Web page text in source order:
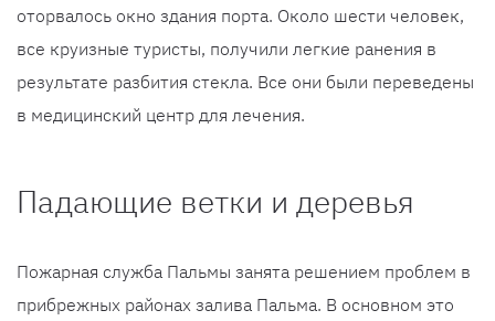
оторвалось окно здания порта. Около шести человек,
все круизные туристы, получили легкие ранения в
результате разбития стекла. Все они были переведены
в медицинский центр для лечения.
Падающие ветки и деревья
Пожарная служба Пальмы занята решением проблем в
прибрежных районах залива Пальма. В основном это